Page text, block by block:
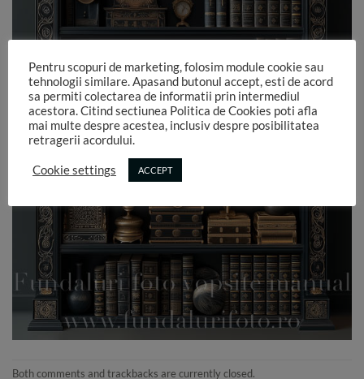
Both comments and trackbacks are currently closed.
Pentru scopuri de marketing, folosim module cookie sau
tehnologii similare. Apasand butonul accept, esti de acord
sa permiti colectarea de informatii prin intermediul
acestora. Citind sectiunea Politica de Cookies poti afla
mai multe despre acestea, inclusiv despre posibilitatea
retragerii acordului.
Cookie settings ACCEPT